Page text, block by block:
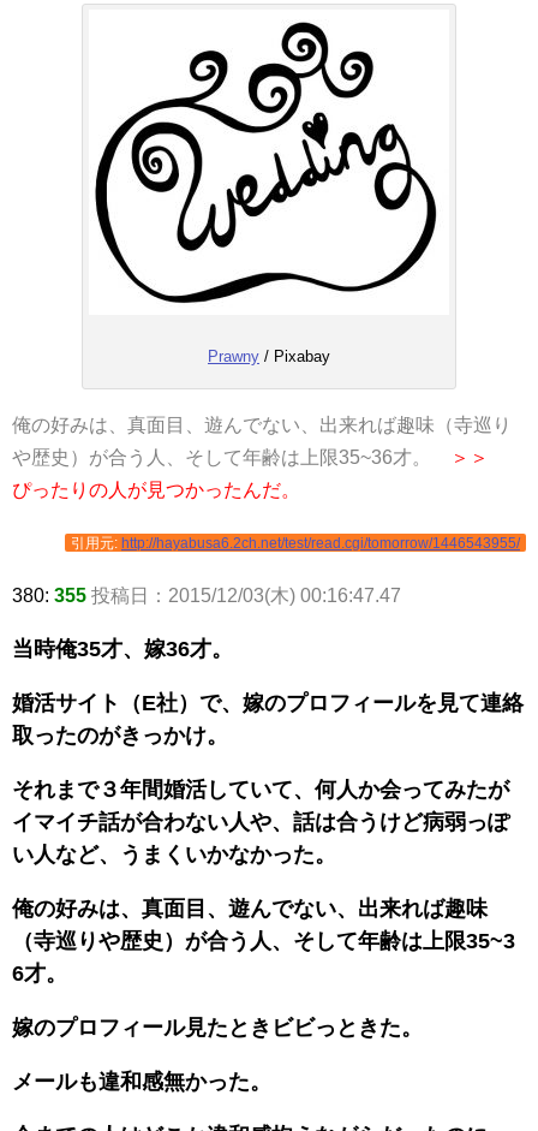
Prawny / Pixabay
俺の好みは、真面目、遊んでない、出来れば趣味（寺巡り
や歴史）が合う人、そして年齢は上限35~36才。
＞＞
ぴったりの人が見つかったんだ。
引用元: http://hayabusa6.2ch.net/test/read.cgi/tomorrow/1446543955/
380: 355 投稿日：2015/12/03(木) 00:16:47.47
当時俺35才、嫁36才。
婚活サイト（E社）で、嫁のプロフィールを見て連絡
取ったのがきっかけ。
それまで３年間婚活していて、何人か会ってみたが
イマイチ話が合わない人や、話は合うけど病弱っぽ
い人など、うまくいかなかった。
俺の好みは、真面目、遊んでない、出来れば趣味
（寺巡りや歴史）が合う人、そして年齢は上限35~3
6才。
嫁のプロフィール見たときビビっときた。
メールも違和感無かった。